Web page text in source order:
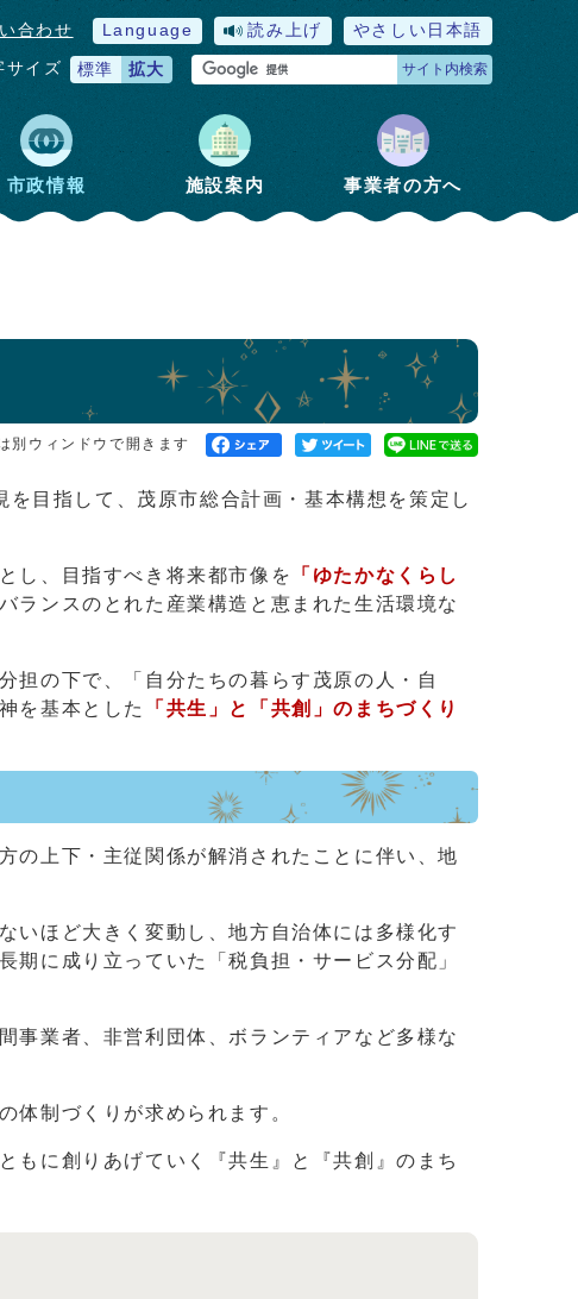
合わせ Language 読み上げ やさしい日本語
サイズ 標準 拡大 サイト内検索
市政情報 施設案内 事業者の方へ
別ウィンドウで開きます
目指して、茂原市総合計画・基本構想を策定し
とし、目指すべき将来都市像を
「ゆたかなくらし
ランスのとれた産業構造と恵まれた生活環境な
担の下で、「自分たちの暮らす茂原の人・自
を基本とした
「共生」と「共創」のまちづくり
の上下・主従関係が解消されたことに伴い、地
いほど大きく変動し、地方自治体には多様化す
に成り立っていた「税負担・サービス分配」
事業者、非営利団体、ボランティアなど多様な
体制づくりが求められます。
もに創りあげていく『共生』と『共創』のまち